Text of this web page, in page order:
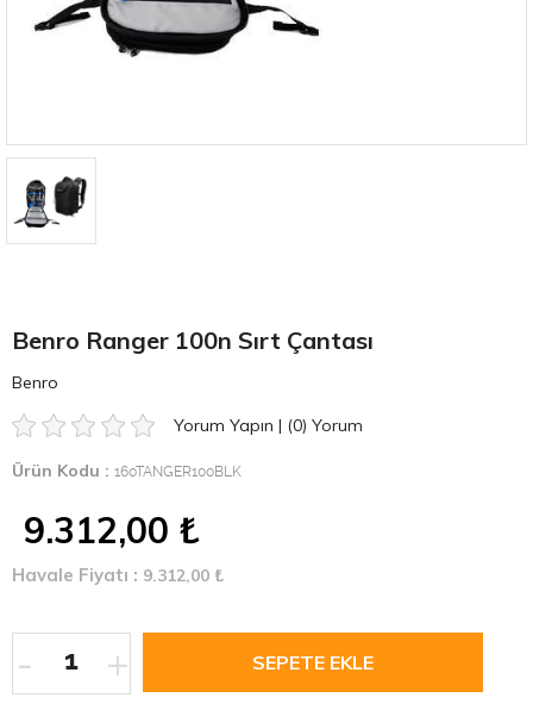
Benro Ranger 100n Sırt Çantası
Benro
Yorum Yapın | (0) Yorum
Ürün Kodu : 160TANGER100BLK
9.312,00 ₺
Havale Fiyatı : 9.312,00 ₺
+
-